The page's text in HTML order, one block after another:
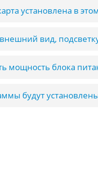
установлена в
вид,
мощность блока
будут